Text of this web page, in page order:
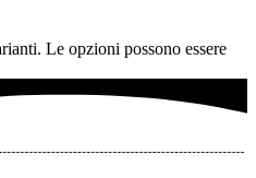
Le opzioni possono essere